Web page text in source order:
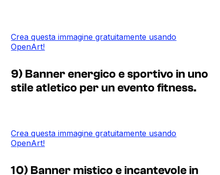
Crea questa immagine gratuitamente usando
OpenArt!
9) Banner energico e sportivo in uno
stile atletico per un evento fitness.
Crea questa immagine gratuitamente usando
OpenArt!
10) Banner mistico e incantevole in